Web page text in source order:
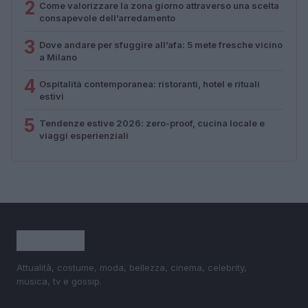
2 Come valorizzare la zona giorno attraverso una scelta
consapevole dell’arredamento
3 Dove andare per sfuggire all’afa: 5 mete fresche vicino
a Milano
4 Ospitalità contemporanea: ristoranti, hotel e rituali
estivi
5 Tendenze estive 2026: zero-proof, cucina locale e
viaggi esperienziali
Attualità, costume, moda, bellezza, cinema, celebrity,
musica, tv e gossip.